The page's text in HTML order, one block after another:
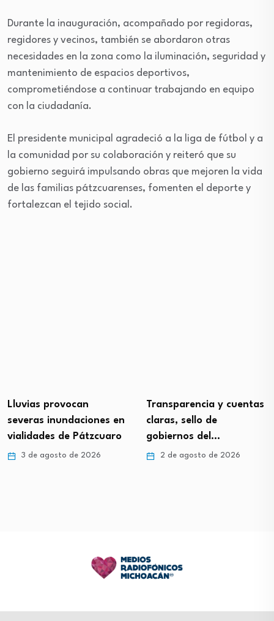
Durante la inauguración, acompañado por regidoras,
regidores y vecinos, también se abordaron otras
necesidades en la zona como la iluminación, seguridad y
mantenimiento de espacios deportivos,
comprometiéndose a continuar trabajando en equipo
con la ciudadanía.
El presidente municipal agradeció a la liga de fútbol y a
la comunidad por su colaboración y reiteró que su
gobierno seguirá impulsando obras que mejoren la vida
de las familias pátzcuarenses, fomenten el deporte y
fortalezcan el tejido social.
Lluvias provocan
severas inundaciones en
vialidades de Pátzcuaro
3 de agosto de 2026
Transparencia y cuentas
claras, sello de
gobiernos del…
2 de agosto de 2026